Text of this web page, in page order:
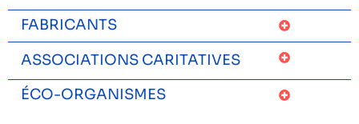
FABRICANTS
ASSOCIATIONS CARITATIVES
ÉCO-ORGANISMES